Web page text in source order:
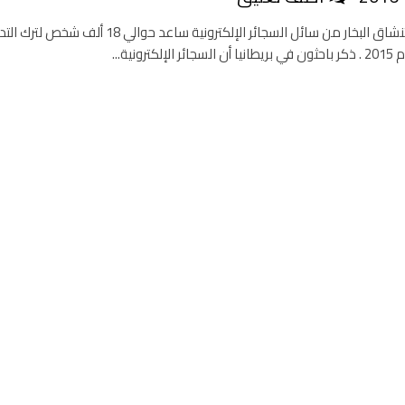
قد يكون استنشاق البخار من سائل السجائر الإلكترونية ساعد حوالي 18